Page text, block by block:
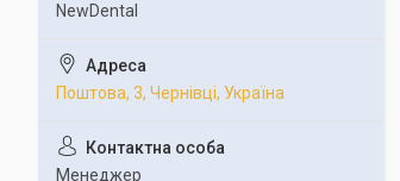
NewDental
Поштова, 3, Чернівці, Україна
Менеджер